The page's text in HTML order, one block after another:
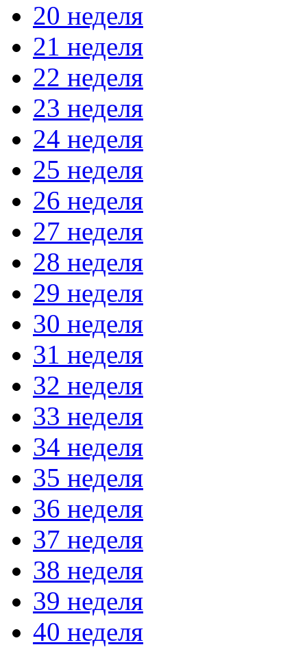
20 неделя
21 неделя
22 неделя
23 неделя
24 неделя
25 неделя
26 неделя
27 неделя
28 неделя
29 неделя
30 неделя
31 неделя
32 неделя
33 неделя
34 неделя
35 неделя
36 неделя
37 неделя
38 неделя
39 неделя
40 неделя